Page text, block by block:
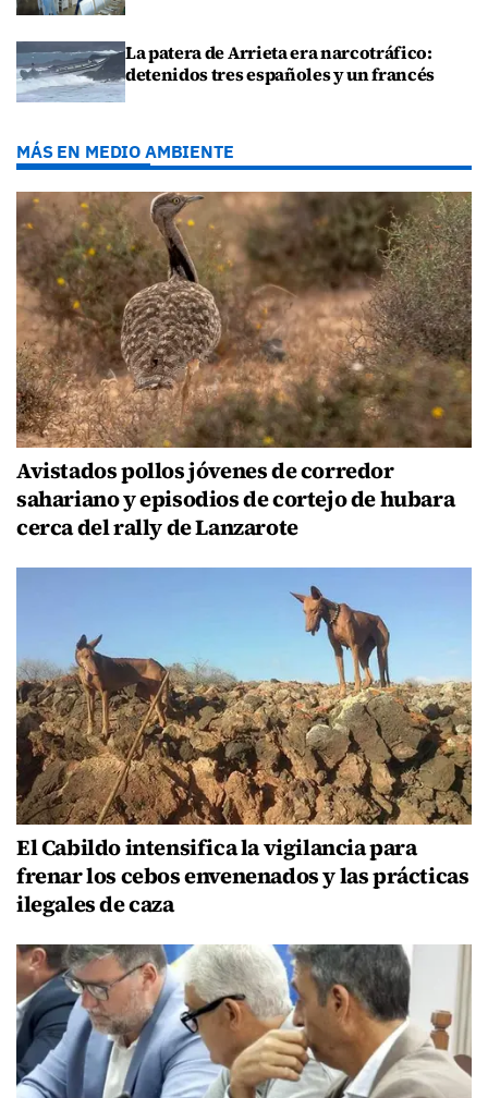
La patera de Arrieta era narcotráfico:
detenidos tres españoles y un francés
MÁS EN MEDIO AMBIENTE
Avistados pollos jóvenes de corredor
sahariano y episodios de cortejo de hubara
cerca del rally de Lanzarote
El Cabildo intensifica la vigilancia para
frenar los cebos envenenados y las prácticas
ilegales de caza